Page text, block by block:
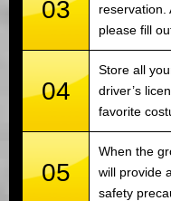
03
reservation.
please fill
04
Store all
driver’s
favorite
05
When the
will provide
safety